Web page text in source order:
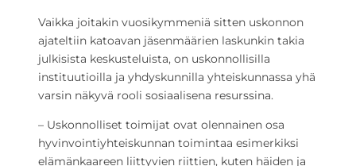
Vaikka joitakin vuosikymmeniä sitten uskonnon
ajateltiin katoavan jäsenmäärien laskunkin takia
julkisista keskusteluista, on uskonnollisilla
instituutioilla ja yhdyskunnilla yhteiskunnassa yhä
varsin näkyvä rooli sosiaalisena resurssina.
– Uskonnolliset toimijat ovat olennainen osa
hyvinvointiyhteiskunnan toimintaa esimerkiksi
elämänkaareen liittyvien riittien, kuten häiden ja